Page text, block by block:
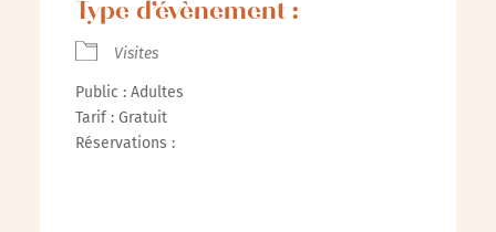
Type d’évènement :
Visites
Public : Adultes
Tarif : Gratuit
Réservations :